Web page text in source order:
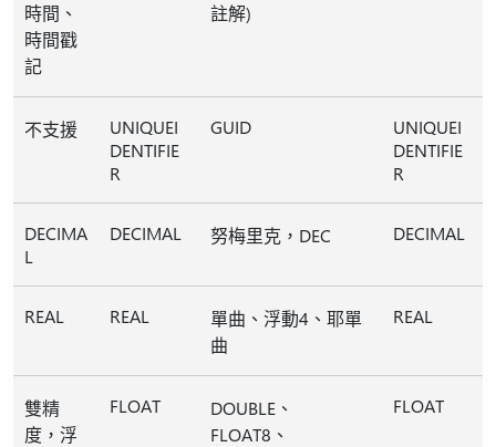
時間、
時間戳
記
註解)
不支援
UNIQUEI
DENTIFIE
R
GUID
UNIQUEI
DENTIFIE
R
DECIMA
L
DECIMAL 努梅里克，DEC DECIMAL
REAL REAL
單曲、浮動4、耶單
曲
REAL
雙精
度，浮
FLOAT
DOUBLE、
FLOAT8、
FLOAT